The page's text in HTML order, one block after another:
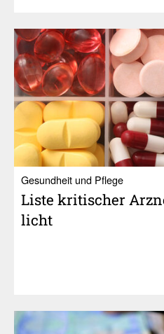
Gesundheit und Pflege
Liste kriti­scher
licht